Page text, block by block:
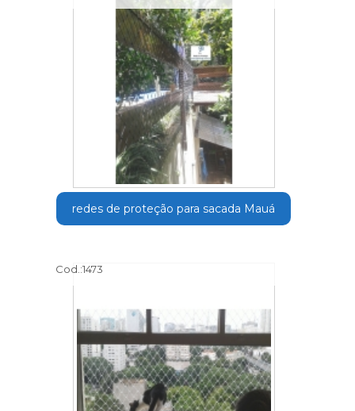
redes de proteção para sacada Mauá
Cod.:1473